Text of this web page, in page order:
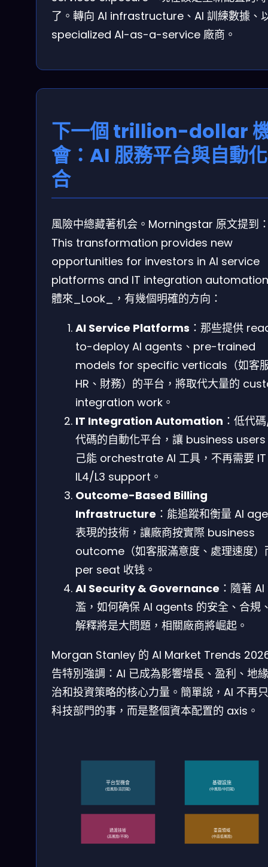
了。轉向 AI infrastructure、AI 訓練數據、
specialized AI-as-a-service 廠商。
下一個 trillion-dollar
會：AI 服務平台與自動
合
風險中總藏著机会。Morningstar 原文提到
This transformation provides new
opportunities for investors in AI service
platforms and IT integration
體來_Look_，有幾個明確的方向：
AI Service Platforms ：那些提供
to-deploy AI agents、pre-trained
models for specific verticals（如客
HR、財務）的平台，將取代大量的
integration work。
IT Integration Automation ：低代
代碼的自動化平台，讓 business users
己能 orchestrate AI 工具，不再需要 IT
IL4/L3 support。
Outcome-Based Billing
Infrastructure ：能追蹤和衡量 AI
表現的技術，讓廠商按實際 business
outcome（如客服滿意度、處理速度）
per seat 收钱。
AI Security & Governance ：隨著
濫，如何确保 AI agents 的安全、合規
解釋將是大問題，相關廠商將崛起。
Morgan Stanley 的 AI Market Trends
告特別強調：AI 已成為影響增長、盈利、地
治和投資策略的核心力量。簡單說，AI 不再
科技部門的事，而是整個資本配置的 axis。
平台型機會
(低風險/高回報)
基礎設施
(中風險/中回報)
過渡技術
(高風險/不明)
垂直領域
(中高低風險)